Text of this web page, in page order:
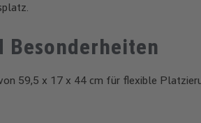
Besonderheiten
59,5 x 17 x 44 cm für flexible